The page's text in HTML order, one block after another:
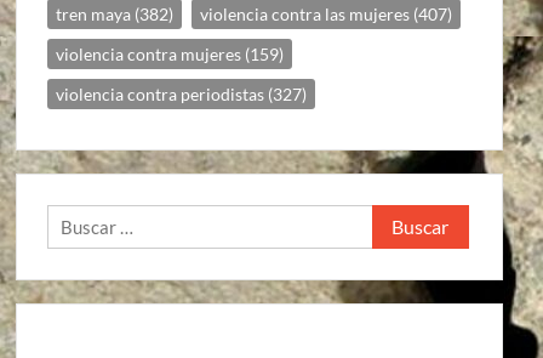
tren maya (382) violencia contra las mujeres (407)
violencia contra mujeres (159)
violencia contra periodistas (327)
Buscar: